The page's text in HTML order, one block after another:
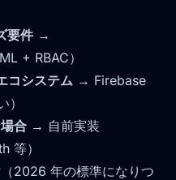
要件→
+ RBAC）
コシステム → Firebase
合 → 自前実装
等）
2026 年の標準になりつ